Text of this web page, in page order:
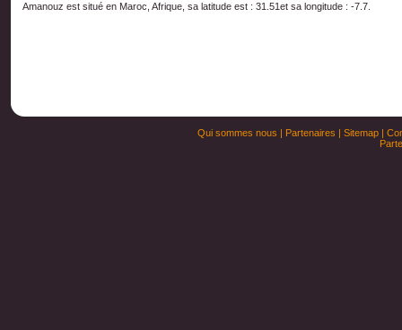
Amanouz est situé en Maroc, Afrique, sa latitude est : 31.51et sa longitude : -7.7.
Qui sommes nous | Partenaires | Sitemap|